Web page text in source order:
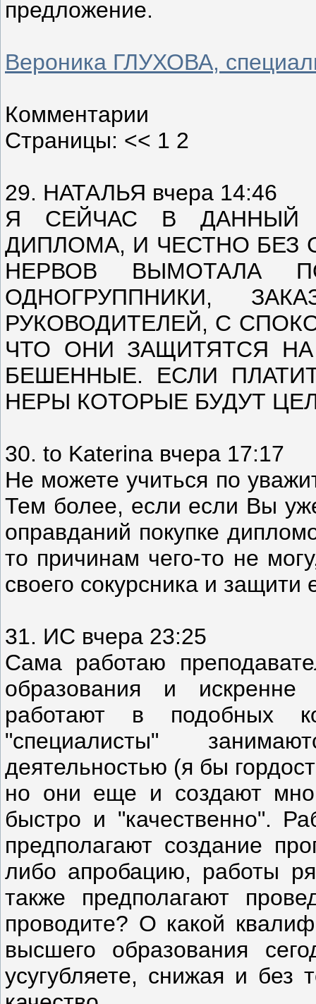
предложение.
Вероника ГЛУХОВА,
Комментарии
Страницы: << 1 2
29. НАТАЛЬЯ вчера 14:46
Я СЕЙЧАС В ДАННЫЙ
ДИПЛОМА, И ЧЕСТНО БЕЗ
НЕРВОВ ВЫМОТАЛА
ОДНОГРУППНИКИ,
РУКОВОДИТЕЛЕЙ, С
ЧТО ОНИ ЗАЩИТЯТСЯ
БЕШЕННЫЕ. ЕСЛИ
НЕРЫ КОТОРЫЕ БУДУТ
30. to Katerina вчера 17:17
Не можете учиться по
Тем более, если если Вы
оправданий покупке
то причинам чего-то не
своего сокурсника и защити
31. ИС вчера 23:25
Сама работаю
образования и
работают в подобных
"специалисты"
деятельностью (я бы
но они еще и создают
быстро и "качественно".
предполагают создание
либо апробацию, работы
также предполагают
проводите? О какой
высшего образования
усугубляете, снижая и без